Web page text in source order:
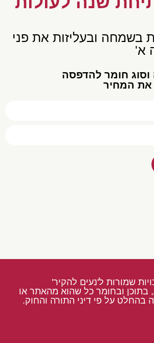
ובעליזות את פני
חומר להדפסה
המחיר
שמורות ל'נעים להקיר'
ובחומר כל שהוא מהאתר או
על פי דיני התורה והחוק.